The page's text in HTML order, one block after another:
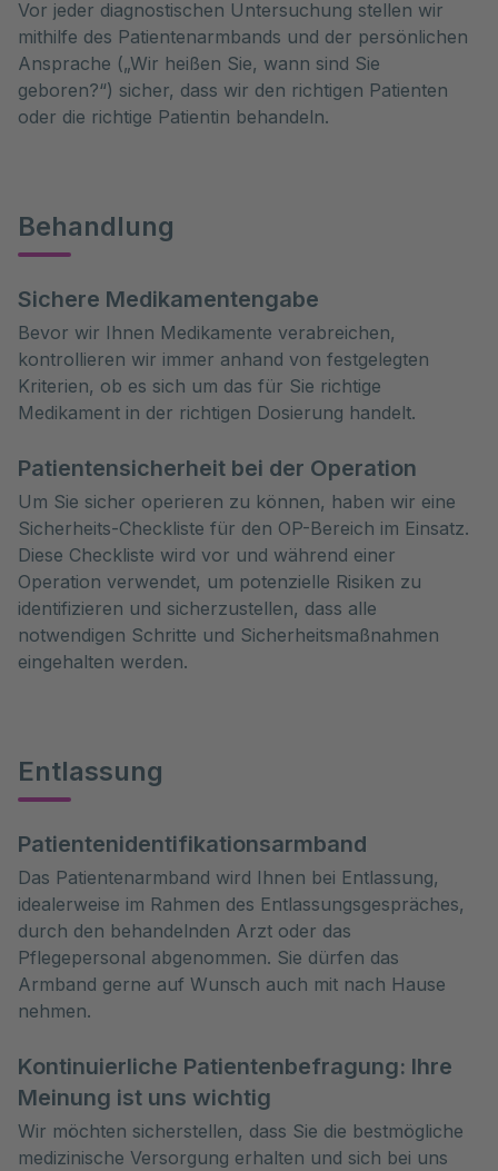
Vor jeder diagnostischen Untersuchung stellen wir
mithilfe des Patientenarmbands und der persönlichen
Ansprache („Wir heißen Sie, wann sind Sie
geboren?“) sicher, dass wir den richtigen Patienten
oder die richtige Patientin behandeln.
Behandlung
Sichere Medikamentengabe
Bevor wir Ihnen Medikamente verabreichen,
kontrollieren wir immer anhand von festgelegten
Kriterien, ob es sich um das für Sie richtige
Medikament in der richtigen Dosierung handelt.
Patientensicherheit bei der Operation
Um Sie sicher operieren zu können, haben wir eine
Sicherheits-Checkliste für den OP-Bereich im Einsatz.
Diese Checkliste wird vor und während einer
Operation verwendet, um potenzielle Risiken zu
identifizieren und sicherzustellen, dass alle
notwendigen Schritte und Sicherheitsmaßnahmen
eingehalten werden.
Entlassung
Patientenidentifikationsarmband
Das Patientenarmband wird Ihnen bei Entlassung,
idealerweise im Rahmen des Entlassungsgespräches,
durch den behandelnden Arzt oder das
Pflegepersonal abgenommen. Sie dürfen das
Armband gerne auf Wunsch auch mit nach Hause
nehmen.
Kontinuierliche Patientenbefragung: Ihre
Meinung ist uns wichtig
Wir möchten sicherstellen, dass Sie die bestmögliche
medizinische Versorgung erhalten und sich bei uns